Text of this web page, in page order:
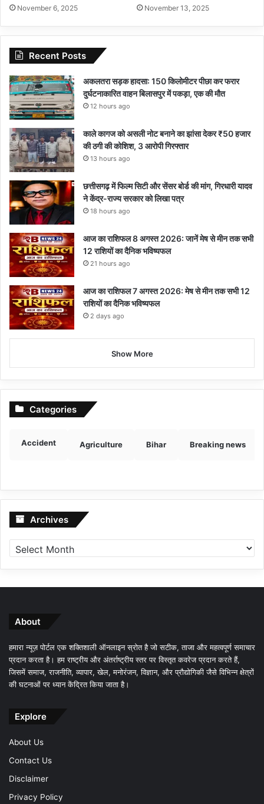
November 6, 2025 November 13, 2025
Recent Posts
अकलतरा सड़क हादसा: 150 किलोमीटर पीछा कर फरार
दुर्घटनाकारित वाहन बिलासपुर में पकड़ा, एक की मौत
12 hours ago
काले कागज को असली नोट बनाने का झांसा देकर ₹50 हजार
की ठगी की कोशिश, 3 आरोपी गिरफ्तार
13 hours ago
छत्तीसगढ़ में फिल्म सिटी और सेंसर बोर्ड की मांग, गिरधारी यादव
ने केंद्र-राज्य सरकार को लिखा पत्र
18 hours ago
आज का राशिफल 8 अगस्त 2026: जानें मेष से मीन तक सभी
12 राशियों का दैनिक भविष्यफल
21 hours ago
आज का राशिफल 7 अगस्त 2026: मेष से मीन तक सभी 12
राशियों का दैनिक भविष्यफल
2 days ago
Show More
Categories
Accident Agriculture Bihar Breaking news
Archives Archives
About
हमारा न्यूज़ पोर्टल एक शक्तिशाली ऑनलाइन स्रोत है जो सटीक, ताजा और महत्वपूर्ण समाचार
प्रदान करता है। हम राष्ट्रीय और अंतर्राष्ट्रीय स्तर पर विस्तृत कवरेज प्रदान करते हैं,
जिसमें समाज, राजनीति, व्यापार, खेल, मनोरंजन, विज्ञान, और प्रौद्योगिकी जैसे विभिन्न क्षेत्रों
की घटनाओं पर ध्यान केंद्रित किया जाता है।
Explore
About Us
Contact Us
Disclaimer
Privacy Policy